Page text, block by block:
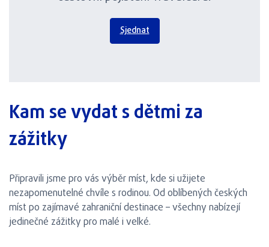
Sjednat
Kam se vydat s dětmi za
zážitky
Připravili jsme pro vás výběr míst, kde si užijete
nezapomenutelné chvíle s rodinou. Od oblíbených českých
míst po zajímavé zahraniční destinace – všechny nabízejí
jedinečné zážitky pro malé i velké.